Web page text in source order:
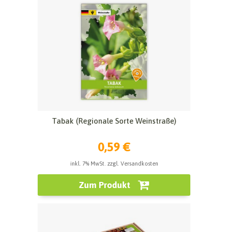
Tabak (Regionale Sorte Weinstraße)
0,59 €
inkl. 7% MwSt. zzgl. Versandkosten
Zum Produkt